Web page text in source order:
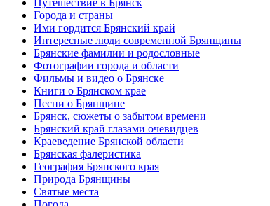
Города и страны
Ими гордится Брянский край
Интересные люди современной Брянщины
Брянские фамилии и родословные
Фотографии города и области
Фильмы и видео о Брянске
Книги о Брянском крае
Песни о Брянщине
Брянск, сюжеты о забытом времени
Брянский край глазами очевидцев
Краеведение Брянской области
Брянская фалеристика
География Брянского края
Природа Брянщины
Святые места